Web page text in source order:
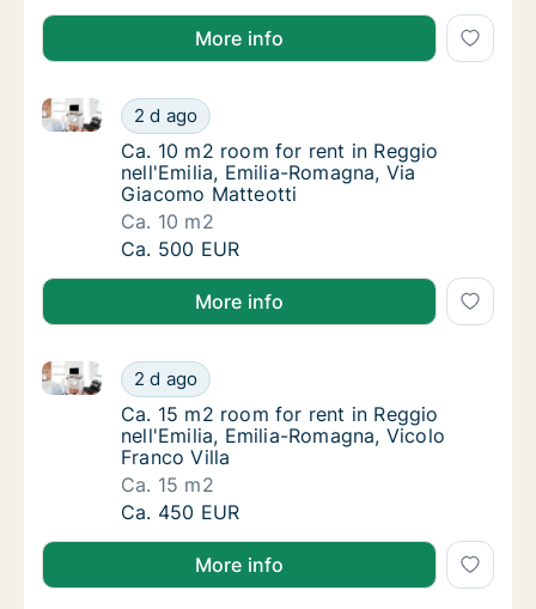
More info
Ca. 10 m2 room for rent in Reggio
2 d ago
Ca. 10 m2 room for rent in Reggio nell'Emilia,
Ca. 10 m2 room for rent in Reggio
Ca. 10 m2 room for rent in Reggio
nell'Emilia, Emilia-Romagna, Via
Giacomo Matteotti
Ca. 10 m2
Ca. 10 m2 room for rent in Reggio
Ca. 500 EUR
More info
Ca. 15 m2 room for rent in Reggio
2 d ago
Ca. 15 m2 room for rent in Reggio nell'Emilia,
Ca. 15 m2 room for rent in Reggio
Ca. 15 m2 room for rent in Reggio
nell'Emilia, Emilia-Romagna, Vicolo
Franco Villa
Ca. 15 m2
Ca. 15 m2 room for rent in Reggio
Ca. 450 EUR
More info